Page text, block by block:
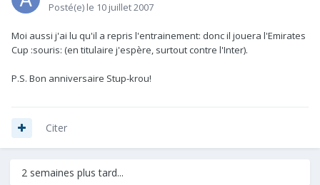
Posté(e) le 10 juillet 2007
Moi aussi j'ai lu qu'il a repris l'entrainement: donc il jouera l'Emirates
Cup :souris: (en titulaire j'espère, surtout contre l'Inter).
P.S. Bon anniversaire Stup-krou!
Citer
2 semaines plus tard...